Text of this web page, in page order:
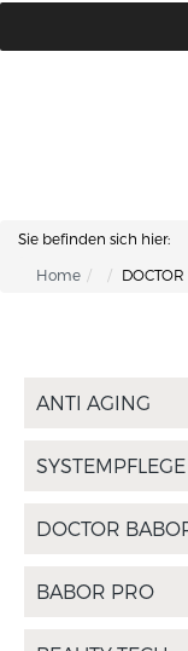
Sie befinden sich hier:
Home
ANTI AGING
SYSTEMPFLEGE
DOCTOR
BABOR PRO